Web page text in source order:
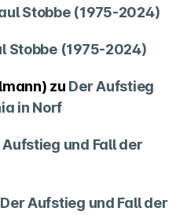
Stobbe (1975-2024)
Stobbe (1975-2024)
zu Der Aufstieg
in Norf
Aufstieg und Fall der
Der Aufstieg und Fall der